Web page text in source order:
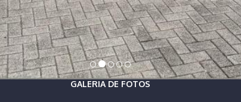
GALERIA DE FOTOS